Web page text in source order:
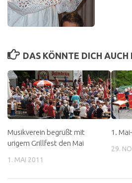
DAS KÖNNTE DICH
Musikverein begrüßt mit
urigem Grillfest den Mai
1. MAI 2011
1.
29.